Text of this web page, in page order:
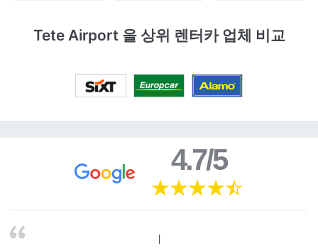
Tete Airport 을 상위 렌터카 업체 비교
4.7/5